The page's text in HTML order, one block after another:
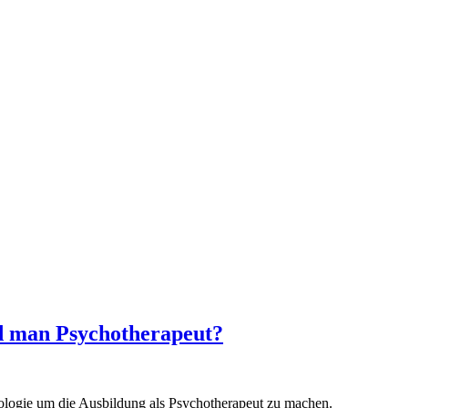
Psychotherapeut?
um die Ausbildung als Psychotherapeut zu machen.